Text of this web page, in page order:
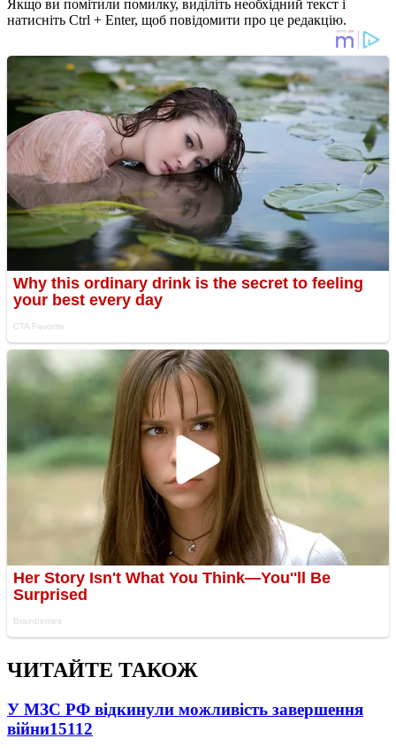
Якщо ви помітили помилку, виділіть необхідний текст і
натисніть Ctrl + Enter, щоб повідомити про це редакцію.
ЧИТАЙТЕ ТАКОЖ
У МЗС РФ відкинули можливість завершення
війни15112